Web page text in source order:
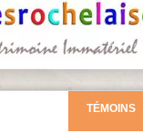
TÉMOINS